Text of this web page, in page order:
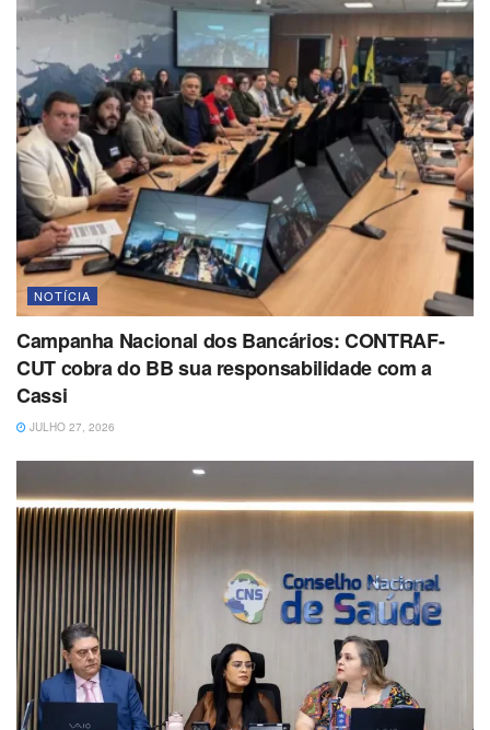
NOTÍCIA
Campanha Nacional dos Bancários: CONTRAF-
CUT cobra do BB sua responsabilidade com a
Cassi
JULHO 27, 2026